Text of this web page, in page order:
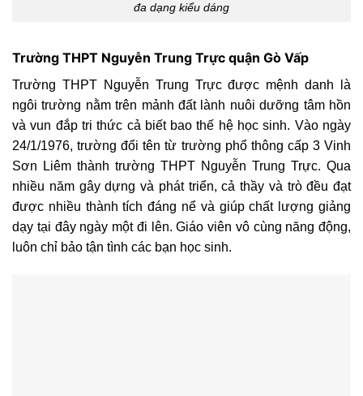
đa dạng kiểu dáng
Trường THPT Nguyễn Trung Trực quận Gò Vấp
Trường THPT Nguyễn Trung Trực được mệnh danh là
ngôi trường nằm trên mảnh đất lành nuôi dưỡng tâm hồn
và vun đắp tri thức cả biết bao thế hệ học sinh. Vào ngày
24/1/1976, trường đổi tên từ trường phổ thông cấp 3 Vinh
Sơn Liêm thành trường THPT Nguyễn Trung Trực. Qua
nhiều năm gây dựng và phát triển, cả thầy và trò đều đạt
được nhiều thành tích đáng nể và giúp chất lượng giảng
dạy tại đây ngày một đi lên. Giáo viên vô cùng năng động,
luôn chỉ bảo tận tình các bạn học sinh.